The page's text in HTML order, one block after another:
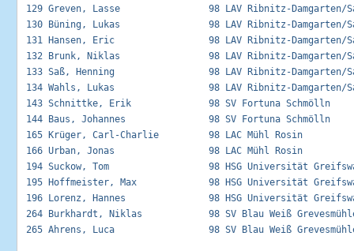
129 Greven, Lasse                98 LAV Ribnitz-
130 Büning, Lukas                98 LAV Ribnitz-
131 Hansen, Eric                 98 LAV Ribnitz-
132 Brunk, Niklas                98 LAV Ribnitz-
133 Saß, Henning                 98 LAV Ribnitz-
134 Wahls, Lukas                 98 LAV Ribnitz-
143 Schnittke, Erik              98 SV Fortuna
144 Baus, Johannes               98 SV Fortuna
165 Krüger, Carl-Charlie         98 LAC Mühl
166 Urban, Jonas                 98 LAC Mühl
194 Suckow, Tom                  98 HSG Universität
195 Hoffmeister, Max             98 HSG Universität
196 Lorenz, Hannes               98 HSG Universität
264 Burkhardt, Niklas            98 SV Blau Weiß
265 Ahrens, Luca                 98 SV Blau Weiß